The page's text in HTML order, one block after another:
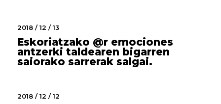
2018 / 12 / 13
Eskoriatzako @r emociones
antzerki taldearen bigarren
saiorako sarrerak salgai.
2018 / 12 / 12